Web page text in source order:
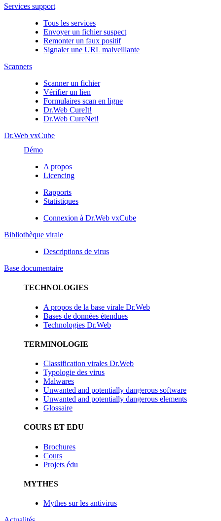
Services support
Tous les services
Envoyer un fichier suspect
Remonter un faux positif
Signaler une URL malveillante
Scanners
Scanner un fichier
Vérifier un lien
Formulaires scan en ligne
Dr.Web CureIt!
Dr.Web CureNet!
Dr.Web vxCube
Démo
A propos
Licencing
Rapports
Statistiques
Connexion à Dr.Web vxCube
Bibliothèque virale
Descriptions de virus
Base documentaire
TECHNOLOGIES
A propos de la base virale Dr.Web
Bases de données étendues
Technologies Dr.Web
TERMINOLOGIE
Classification virales Dr.Web
Typologie des virus
Malwares
Unwanted and potentially dangerous software
Unwanted and potentially dangerous elements
Glossaire
COURS ET EDU
Brochures
Cours
Projets édu
MYTHES
Mythes sur les antivirus